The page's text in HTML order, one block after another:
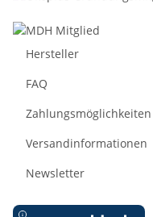
Hersteller
FAQ
Zahlungsmöglichkeiten
Versandinformationen
Newsletter